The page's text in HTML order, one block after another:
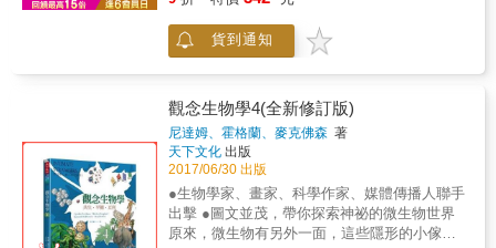
最充滿生命力的隱形居民&mdash;&mdash;微
生物。 其實，我們能活在這世界上，都多虧了
微生物的幫忙。 微生物是推動碳、氮、氧等物
圈的守護神，一點也不為過！ 這些小傢伙也是
所有生物的老祖宗， 當今生物的多樣性， 都是
從它們單細胞的祖先那兒一點一滴演化而來
的。 想知道這個世界是怎麼運作的， 生命又是
如何從單細胞演變得如此繽紛複雜嗎？ 請繼續
瞧瞧《觀念生物學3》吧！
貨到通知
觀念生物學4(全新修訂版)
尼達姆、霍格蘭、麥克佛森 著
天下文化 出版
2017/06/30 出版
●生物學家、畫家、科學作家、媒體傳播人聯手
出擊 ●圖文並茂，帶你探索神祕的微生物世界
原來，微生物有另外一面，這些隱形的小傢伙